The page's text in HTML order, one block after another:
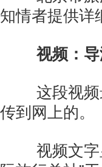
知情者提供详
视频：导
这段视频
传到网上的。
视频文字